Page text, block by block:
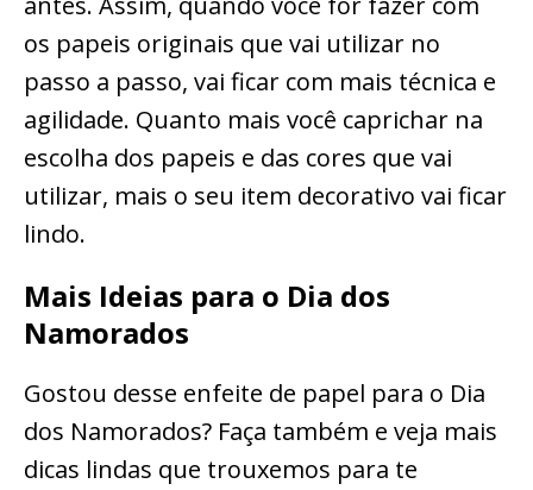
os papeis originais que vai utilizar no
passo a passo, vai ficar com mais técnica e
agilidade. Quanto mais você caprichar na
escolha dos papeis e das cores que vai
utilizar, mais o seu item decorativo vai ficar
lindo.
Mais Ideias para o Dia dos
Namorados
Gostou desse enfeite de papel para o Dia
dos Namorados? Faça também e veja mais
dicas lindas que trouxemos para te